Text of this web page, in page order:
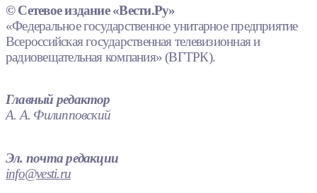
© Сетевое издание «Вести.Ру»
«Федеральное государственное унитарное предприятие
Всероссийская государственная телевизионная и
радиовещательная компания» (ВГТРК).
Главный редактор
А. А. Филипповский
Эл. почта редакции
info@vesti.ru